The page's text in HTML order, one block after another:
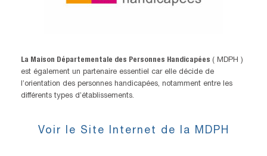
La Maison Départementale des Personnes Handicapées ( MDPH )
est également un partenaire essentiel car elle décide de
l’orientation des personnes handicapées, notamment entre les
différents types d’établissements.
Voir le Site Internet de la MDPH